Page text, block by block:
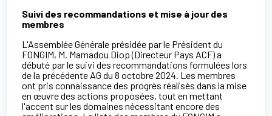
Suivi des recommandations et mise à jour des
membres
L'Assemblée Générale présidée par le Président du
FONGIM, M. Mamadou Diop (Directeur Pays ACF) a
débuté par le suivi des recommandations formulées lors
de la précédente AG du 8 octobre 2024. Les membres
ont pris connaissance des progrès réalisés dans la mise
en œuvre des actions proposées, tout en mettant
l'accent sur les domaines nécessitant encore des